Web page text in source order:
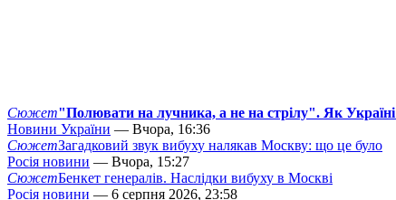
Сюжет"Полювати на лучника, а не на стрілу". Як Україні
Новини України — Вчора, 16:36
СюжетЗагадковий звук вибуху налякав Москву: що це було
Росія новини — Вчора, 15:27
СюжетБенкет генералів. Наслідки вибуху в Москві
Росія новини — 6 серпня 2026, 23:58